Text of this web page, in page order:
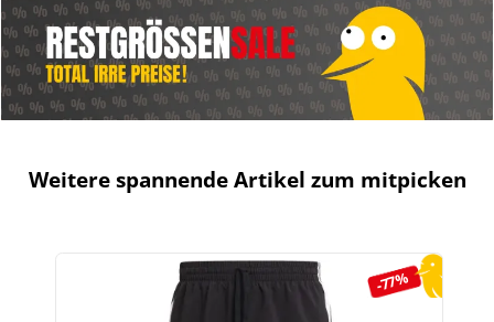
Weitere spannende Artikel zum mitpicken
Produktgalerie überspringen
-77%